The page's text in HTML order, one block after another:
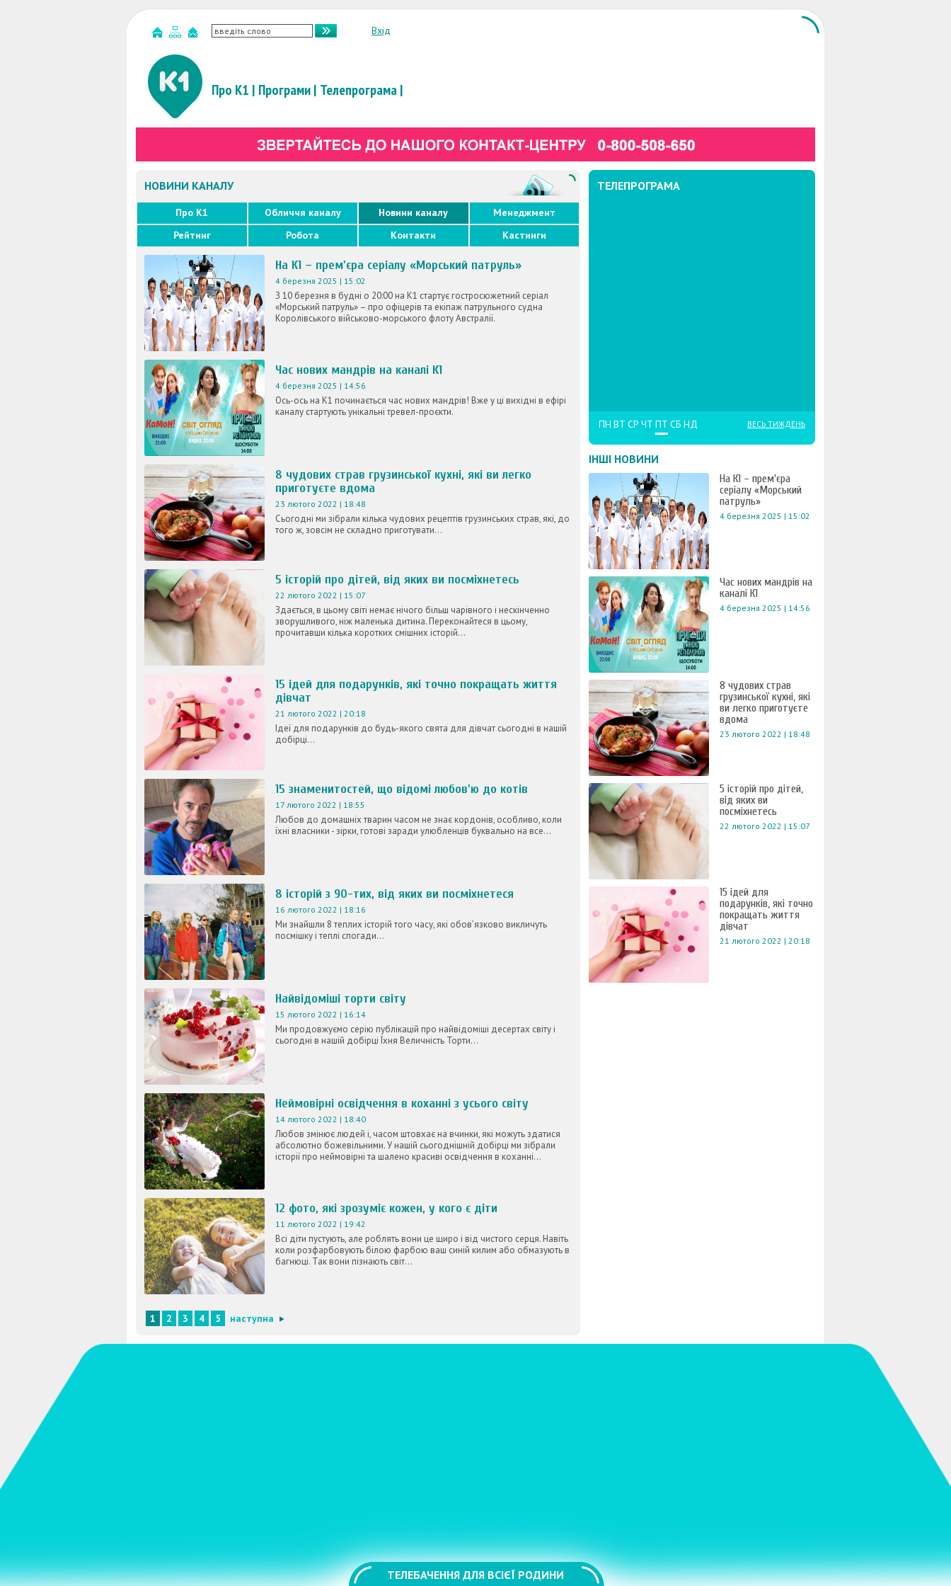
Вхід
Про К1 | Програми| Телепрограма|
НОВИНИ КАНАЛУ
Про K1 Обличчя каналу Новини каналу
Менеджмент
Рейтинг
Робота Контакти Кастинги
На К1 – прем'єра серіалу «Морський патруль»
4 березня 2025 | 15:02
З 10 березня в будні о 20:00 на К1 стартує гостросюжетний серіал
«Морський патруль» – про офіцерів та екіпаж патрульного судна
Королівського військово-морського флоту Австралії.
Час нових мандрів на каналі К1
4 березня 2025 | 14:56
Ось-ось на К1 починається час нових мандрів! Вже у ці вихідні в ефірі
каналу стартують унікальні тревел-проєкти.
8 чудових страв грузинської кухні, які ви легко
приготуєте вдома
23 лютого 2022 | 18:48
Сьогодні ми зібрали кілька чудових рецептів грузинських страв, які, до
того ж, зовсім не складно приготувати...
5 історій про дітей, від яких ви посміхнетесь
22 лютого 2022 | 15:07
Здається, в цьому світі немає нічого більш чарівного і нескінченно
зворушливого, ніж маленька дитина. Переконайтеся в цьому,
прочитавши кілька коротких смішних історій...
15 ідей для подарунків, які точно покращать життя
дівчат
21 лютого 2022 | 20:18
Ідеї для подарунків до будь-якого свята для дівчат сьогодні в нашій
добірці...
15 знаменитостей, що відомі любов'ю до котів
17 лютого 2022 | 18:55
Любов до домашніх тварин часом не знає кордонів, особливо, коли
їхні власники - зірки, готові заради улюбленців буквально на все...
8 історій з 90-тих, від яких ви посміхнетеся
16 лютого 2022 | 18:16
Ми знайшли 8 теплих історій того часу, які обов’язково викличуть
посмішку і теплі спогади...
Найвідоміші торти світу
15 лютого 2022 | 16:14
Ми продовжуємо серію публікацій про найвідоміші десертах світу і
сьогодні в нашій добірці Їхня Величність Торти...
Неймовірні освідчення в коханні з усього світу
14 лютого 2022 | 18:40
Любов змінює людей і, часом штовхає на вчинки, які можуть здатися
абсолютно божевільними. У нашій сьогоднішній добірці ми зібрали
історії про неймовірні та шалено красиві освідчення в коханні...
12 фото, які зрозуміє кожен, у кого є діти
11 лютого 2022 | 19:42
Всі діти пустують, але роблять вони це щиро і від чистого серця. Навіть
коли розфарбовують білою фарбою ваш синій килим або обмазують в
багнюці. Так вони пізнають світ...
1 2 3 4 5 наступна
ТЕЛЕПРОГРАМА
ПН ВТ СР ЧТ ПТ СБ НД ВЕСЬ ТИЖДЕНЬ
ІНШІ НОВИНИ
На К1 – прем'єра
серіалу «Морський
патруль»
4 березня 2025 | 15:02
Час нових мандрів на
каналі К1
4 березня 2025 | 14:56
8 чудових страв
грузинської кухні, які
ви легко приготуєте
вдома
23 лютого 2022 | 18:48
5 історій про дітей,
від яких ви
посміхнетесь
22 лютого 2022 | 15:07
15 ідей для
подарунків, які точно
покращать життя
дівчат
21 лютого 2022 | 20:18
ТЕЛЕБАЧЕННЯ ДЛЯ ВСІЄЇ РОДИНИ